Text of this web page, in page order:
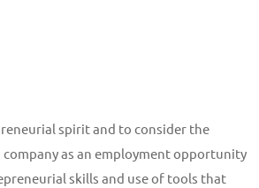
spirit and to consider the
as an employment opportunity
skills and use of tools that